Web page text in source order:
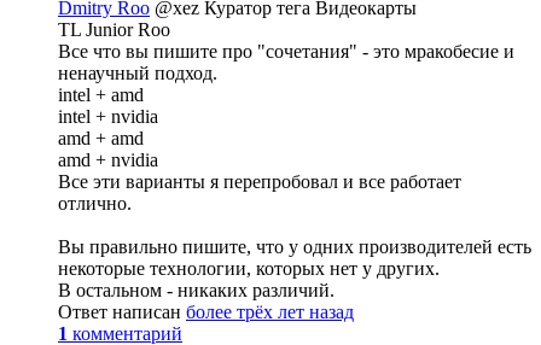
Dmitry Roo @xez Куратор тега Видеокарты
TL Junior Roo
Все что вы пишите про "сочетания" - это мракобесие и
ненаучный подход.
intel + amd
intel + nvidia
amd + amd
amd + nvidia
Все эти варианты я перепробовал и все работает
отлично.
Вы правильно пишите, что у одних производителей есть
некоторые технологии, которых нет у других.
В остальном - никаких различий.
Ответ написан более трёх лет назад
1 комментарий